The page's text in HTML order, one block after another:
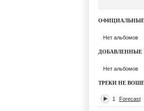
Нет альбомов
ДОБАВЛЕННЫЕ
Нет альбомов
ТРЕКИ НЕ
1 Forecast